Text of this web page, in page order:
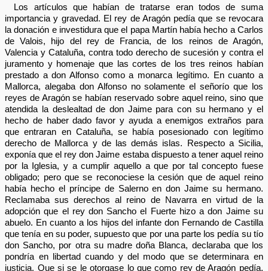
Los artículos que habían de tratarse eran todos de suma
importancia y gravedad. El rey de Aragón pedía que se revocara
la donación e investidura que el papa Martín había hecho a Carlos
de Valois, hijo del rey de Francia, de los reinos de Aragón,
Valencia y Cataluña, contra todo derecho de sucesión y contra el
juramento y homenaje que las cortes de los tres reinos habían
prestado a don Alfonso como a monarca legítimo. En cuanto a
Mallorca, alegaba don Alfonso no solamente el señorío que los
reyes de Aragón se habían reservado sobre aquel reino, sino que
atendida la deslealtad de don Jaime para con su hermano y el
hecho de haber dado favor y ayuda a enemigos extraños para
que entraran en Cataluña, se había posesionado con legítimo
derecho de Mallorca y de las demás islas. Respecto a Sicilia,
exponía que el rey don Jaime estaba dispuesto a tener aquel reino
por la Iglesia, y a cumplir aquello a que por tal concepto fuese
obligado; pero que se reconociese la cesión que de aquel reino
había hecho el príncipe de Salerno en don Jaime su hermano.
Reclamaba sus derechos al reino de Navarra en virtud de la
adopción que el rey don Sancho el Fuerte hizo a don Jaime su
abuelo. En cuanto a los hijos del infante don Fernando de Castilla
que tenía en su poder, supuesto que por una parte los pedía su tío
don Sancho, por otra su madre doña Blanca, declaraba que los
pondría en libertad cuando y del modo que se determinara en
justicia. Que si se le otorgase lo que como rey de Aragón pedía,